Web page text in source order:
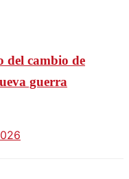
del cambio de
guerra